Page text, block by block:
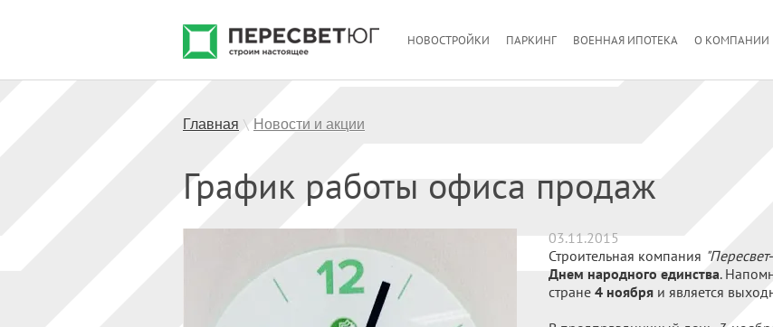
НОВОСТРОЙКИ ПАРКИНГ ВОЕННАЯ ИПОТЕКА О КОМПАНИИ
Главная \ Новости и акции
График работы офиса продаж
03.11.2015
Строительная компания
Днем народного единства.
стране 4 ноября и является